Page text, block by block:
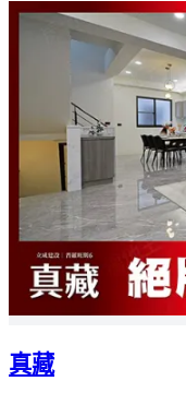
真藏